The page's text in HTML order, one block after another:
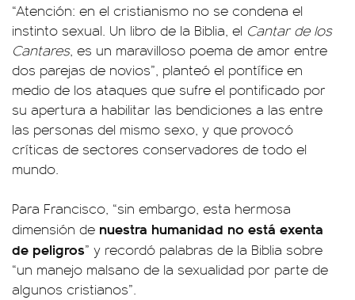
“Atención: en el cristianismo no se condena el
instinto sexual. Un libro de la Biblia, el Cantar de los
Cantares, es un maravilloso poema de amor entre
dos parejas de novios”, planteó el pontífice en
medio de los ataques que sufre el pontificado por
su apertura a habilitar las bendiciones a las entre
las personas del mismo sexo, y que provocó
críticas de sectores conservadores de todo el
mundo.
Para Francisco, “sin embargo, esta hermosa
dimensión de nuestra humanidad no está exenta
de peligros” y recordó palabras de la Biblia sobre
“un manejo malsano de la sexualidad por parte de
algunos cristianos”.